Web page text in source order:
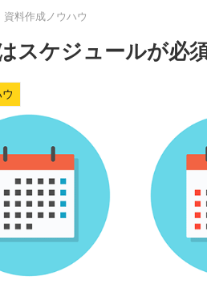
資料作成ノウハウ
スケジュールが必